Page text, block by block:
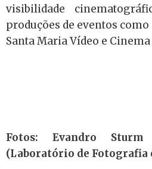
visibilidade
produções de eventos como
Santa Maria Vídeo e Cinema
Fotos: Evandro
(Laboratório de Fotografia